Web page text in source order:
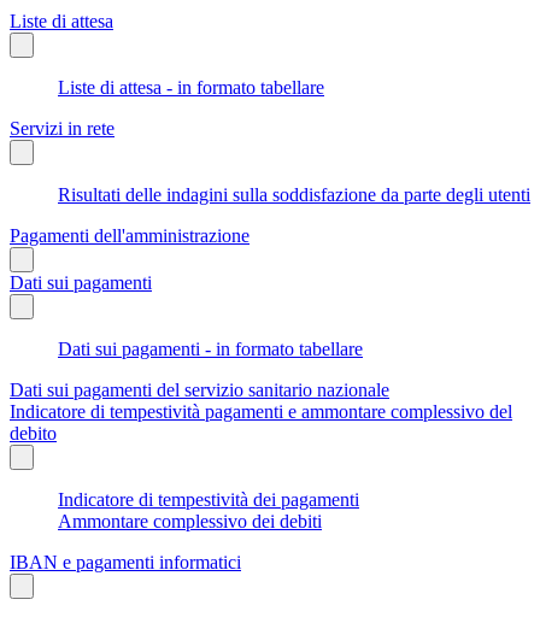
Liste di attesa
Liste di attesa - in formato tabellare
Servizi in rete
Risultati delle indagini sulla soddisfazione da parte degli utenti
Pagamenti dell'amministrazione
Dati sui pagamenti
Dati sui pagamenti - in formato tabellare
Dati sui pagamenti del servizio sanitario nazionale
Indicatore di tempestività pagamenti e ammontare complessivo del
debito
Indicatore di tempestività dei pagamenti
Ammontare complessivo dei debiti
IBAN e pagamenti informatici